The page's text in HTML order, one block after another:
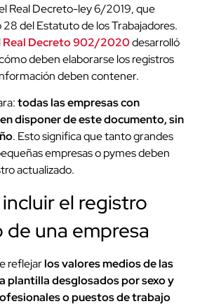
Real Decreto-ley 6/2019, que
del Estatuto de los Trabajadores.
Real Decreto 902/2020desarrolló
deben elaborarse los registros
deben contener.
todas las empresas con
disponer de este documento, sin
. Esto significa que tanto grandes
empresas o pymes deben
actualizado.
el registro
una empresa
reflejarlos valores medios de las
plantilla desglosados por sexo y
o puestos de trabajo